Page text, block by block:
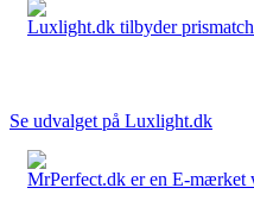
Luxlight.dk tilbyder
Se udvalget på Luxlight.dk
MrPerfect.dk er en E-mærket